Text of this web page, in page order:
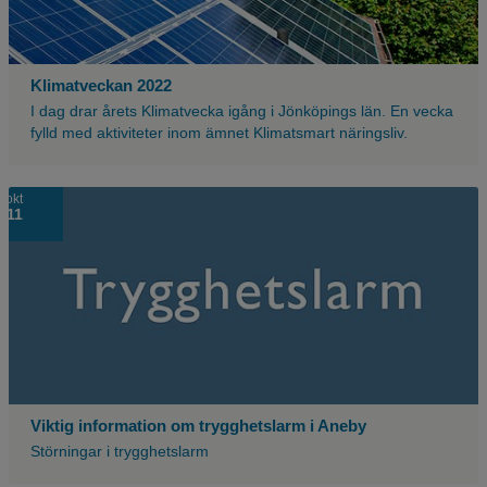
Klimatveckan 2022
I dag drar årets Klimatvecka igång i Jönköpings län. En vecka
fylld med aktiviteter inom ämnet Klimatsmart näringsliv.
upp
vid
sidan.
okt
11
Viktig information om trygghetslarm i Aneby
Störningar i trygghetslarm